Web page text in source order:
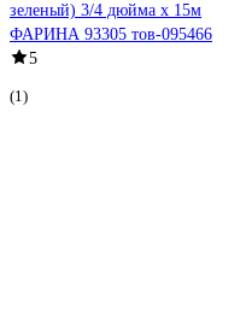
зеленый) 3/4 дюйма х 15м
ФАРИНА 93305 тов-095466
5
(1)